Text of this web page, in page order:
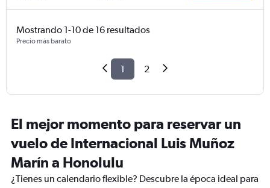
Mostrando 1-10 de 16 resultados
Precio más barato
1 2
El mejor momento para reservar un
vuelo de Internacional Luis Muñoz
Marín a Honolulu
¿Tienes un calendario flexible? Descubre la época ideal para